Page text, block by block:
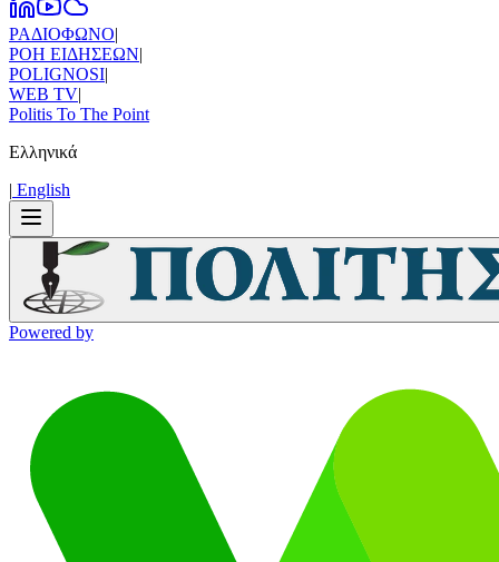
ΡΑΔΙΟΦΩΝΟ|
ΡΟΗ ΕΙΔΗΣΕΩΝ|
POLIGNOSI|
WEB TV|
Politis To The Point
Ελληνικά
| Εnglish
Powered by